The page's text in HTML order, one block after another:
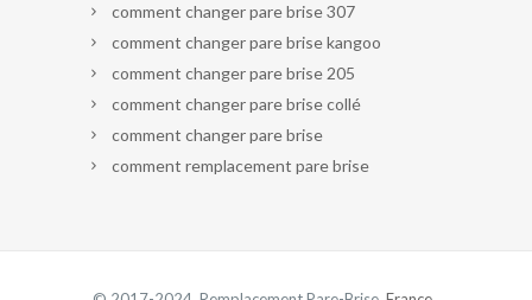
comment changer pare brise 307
comment changer pare brise kangoo
comment changer pare brise 205
comment changer pare brise collé
comment changer pare brise
comment remplacement pare brise